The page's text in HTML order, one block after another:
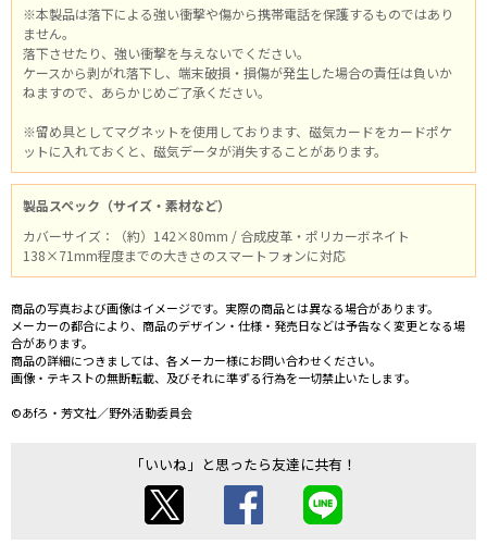
※本製品は落下による強い衝撃や傷から携帯電話を保護するものではあり
ません。
落下させたり、強い衝撃を与えないでください。
ケースから剥がれ落下し、端末破損・損傷が発生した場合の責任は負いか
ねますので、あらかじめご了承ください。
※留め具としてマグネットを使用しております、磁気カードをカードポケ
ットに入れておくと、磁気データが消失することがあります。
製品スペック（サイズ・素材など）
カバーサイズ：（約）142×80mm / 合成皮革・ポリカーボネイト
138×71mm程度までの大きさのスマートフォンに対応
商品の写真および画像はイメージです。実際の商品とは異なる場合があります。
メーカーの都合により、商品のデザイン・仕様・発売日などは予告なく変更となる場
合があります。
商品の詳細につきましては、各メーカー様にお問い合わせください。
画像・テキストの無断転載、及びそれに準ずる行為を一切禁止いたします。
©あfろ・芳文社／野外活動委員会
「いいね」と思ったら友達に共有！